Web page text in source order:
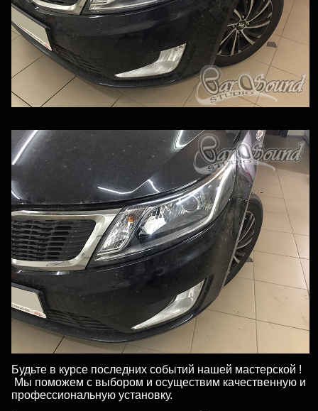
Будьте в курсе последних событий нашей мастерской !
Мы поможем с выбором и осуществим качественную и
профессиональную установку.